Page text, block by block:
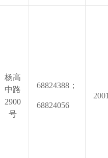
杨高
中路
2900
号
68824388；
68824056